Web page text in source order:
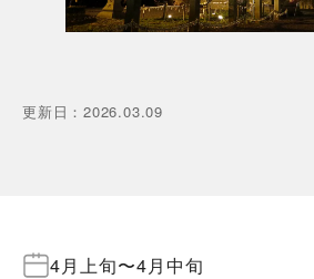
更新日 ：2026.03.09
4月上旬〜4月中旬